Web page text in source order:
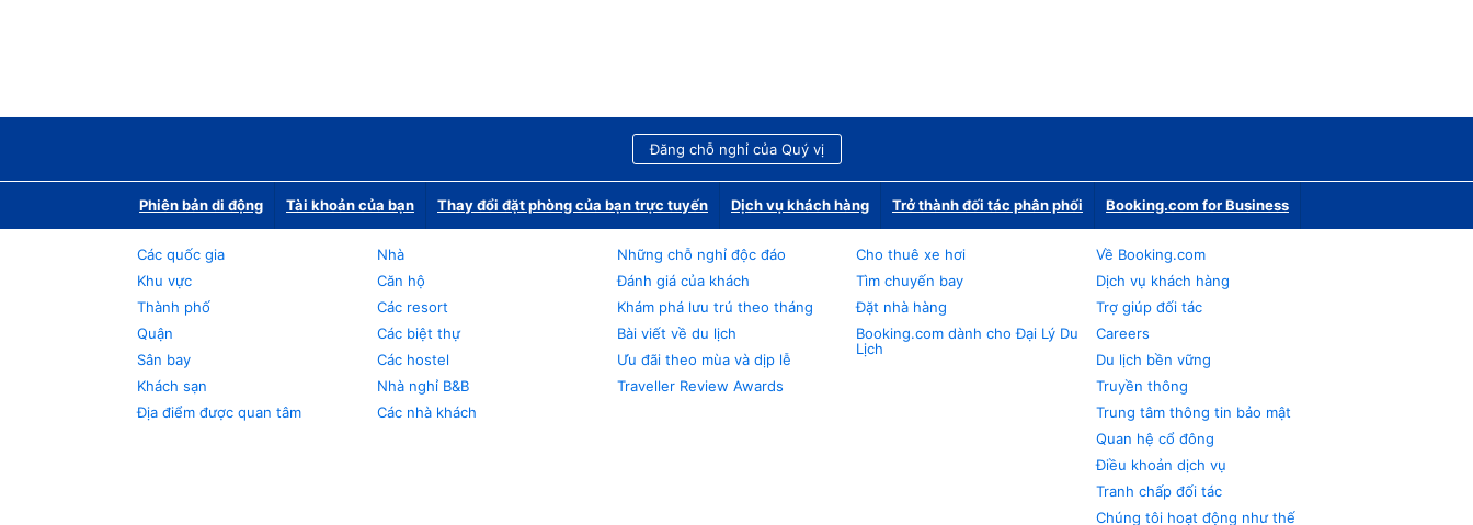
Đăng chỗ nghỉ của Quý vị
Phiên bản di động Tài khoản của bạn Thay đổi đặt phòng của bạn trực tuyến Dịch vụ khách hàng Trở thành đối tác phân phối Booking.com for Business
Các quốc gia
Khu vực
Thành phố
Quận
Sân bay
Khách sạn
Địa điểm được quan tâm
Nhà
Căn hộ
Các resort
Các biệt thự
Các hostel
Nhà nghỉ B&B
Các nhà khách
Những chỗ nghỉ độc đáo
Đánh giá của khách
Khám phá lưu trú theo tháng
Bài viết về du lịch
Ưu đãi theo mùa và dịp lễ
Traveller Review Awards
Cho thuê xe hơi
Tìm chuyến bay
Đặt nhà hàng
Booking.com dành cho Đại Lý Du
Lịch
Về Booking.com
Dịch vụ khách hàng
Trợ giúp đối tác
Careers
Du lịch bền vững
Truyền thông
Trung tâm thông tin bảo mật
Quan hệ cổ đông
Điều khoản dịch vụ
Tranh chấp đối tác
Chúng tôi hoạt động như thế